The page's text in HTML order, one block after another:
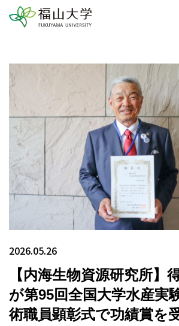
2026.05.26
【内海生物資源研究所】
が第95回全国大学水産実
術職員顕彰式で功績賞を